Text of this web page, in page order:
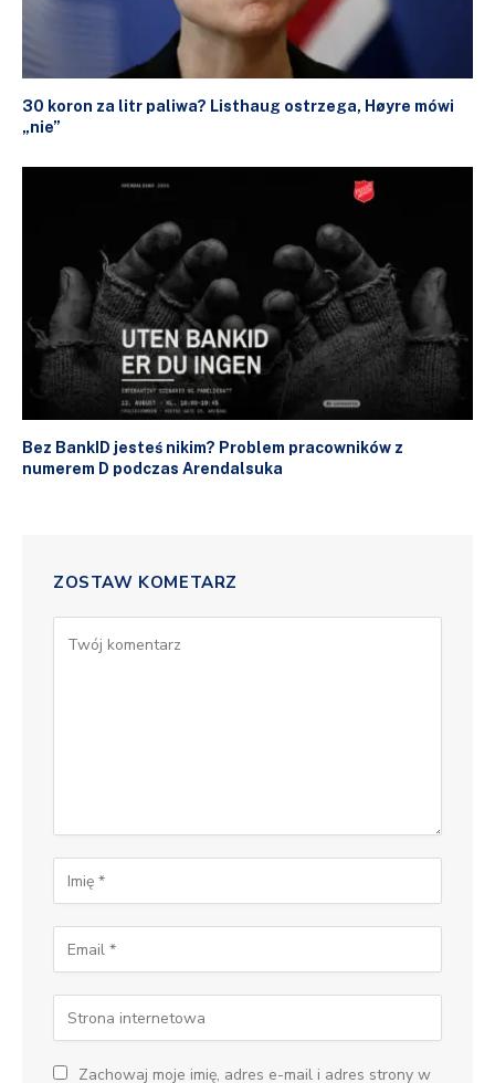
30 koron za litr paliwa? Listhaug ostrzega, Høyre mówi
„nie”
Bez BankID jesteś nikim? Problem pracowników z
numerem D podczas Arendalsuka
ZOSTAW KOMETARZ
Zachowaj moje imię, adres e-mail i adres strony w